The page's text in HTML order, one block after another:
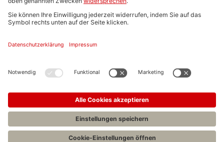
FAQs
Impressum
Stellenangebote C.H.BECK